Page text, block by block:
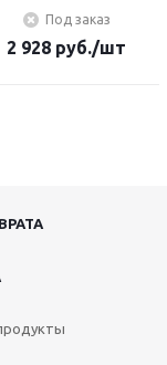
Под заказ
2 928 руб./шт